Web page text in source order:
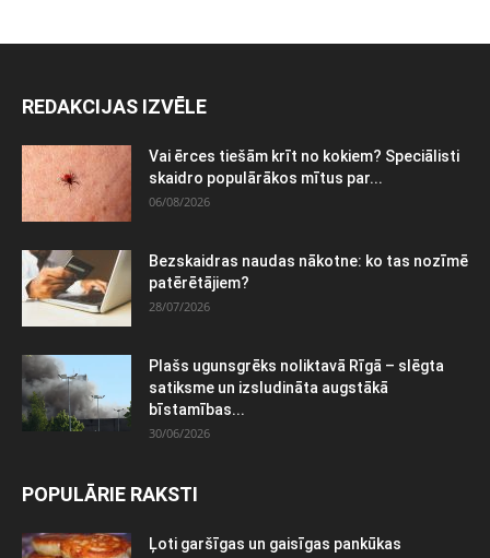
REDAKCIJAS IZVĒLE
Vai ērces tiešām krīt no kokiem? Speciālisti
skaidro populārākos mītus par...
06/08/2026
Bezskaidras naudas nākotne: ko tas nozīmē
patērētājiem?
28/07/2026
Plašs ugunsgrēks noliktavā Rīgā – slēgta
satiksme un izsludināta augstākā
bīstamības...
30/06/2026
POPULĀRIE RAKSTI
Ļoti garšīgas un gaisīgas pankūkas